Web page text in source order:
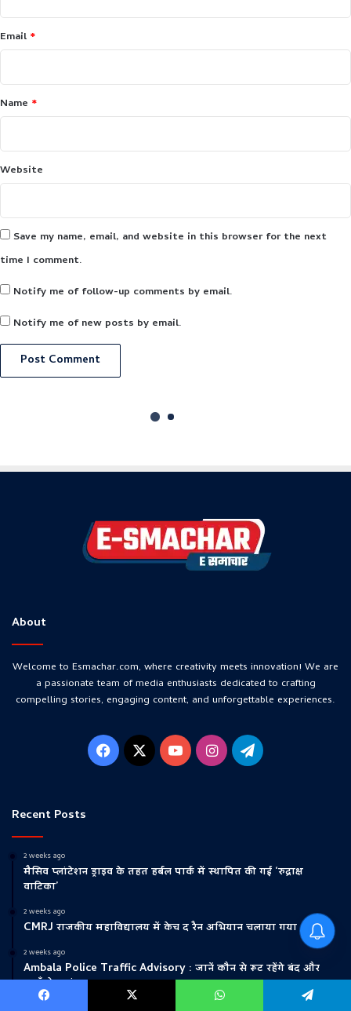
About
Welcome to Esmachar.com, where creativity meets innovation! We are
a passionate team of media enthusiasts dedicated to crafting
compelling stories, engaging content, and unforgettable experiences.
Facebook
X YouTubeInstagramTelegram
Recent Posts
2 weeks ago
मैसिव प्लांटेशन ड्राइव के तहत हर्बल पार्क में स्थापित की गई ‘रुद्राक्ष
वाटिका’
2 weeks ago
CMRJ राजकीय महाविद्यालय में केच द रैन अभियान चलाया गया
2 weeks ago
Ambala Police Traffic Advisory : जानें कौन से रूट रहेंगे बंद और
कहाँ से जाएं